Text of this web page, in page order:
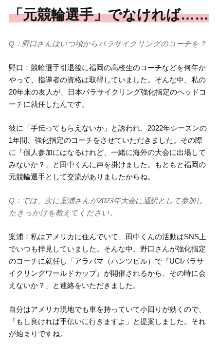
「元競輪選手」でなければ……
Q：野口さんはいつ頃からパラサイクリングのコーチを？
野口：競輪選手引退後に福岡の高校生のコーチなどを何年か
やって、指導者の資格は取得していました。そんな中、私の
20年来の友人が、日本パラサイクリング強化指定のヘッドコ
ーチに就任したんです。
彼に「手伝ってもらえないか」と誘われ、2022年シーズンの
1年間、強化指定のコーチをさせていただきました。その際
に「個人参加にはなるけれど、一緒に海外の大会に出場して
みないか？」と田中くんに声を掛けました。もともと福岡の
元競輪選手として交流がありましたからね。
Q：では、次に案浦さんが2023年大会に通訳として参加し
たきっかけを教えてください。
案浦：私はアメリカに住んでいて、田中くんの活動はSNS上
でいつも拝見していました。そんな中、野口さんが強化指定
のコーチに就任し「アラバマ（ハンツビル）で『UCIパラサ
イクリングワールドカップ』が開催されるから、その時に会
えないか？」と連絡をいただきました。
自分はアメリカ現地でも車を持っていて小回りが効くので、
「もし良ければ手伝いに行きますよ」と提案しました。それ
が始まりですね。